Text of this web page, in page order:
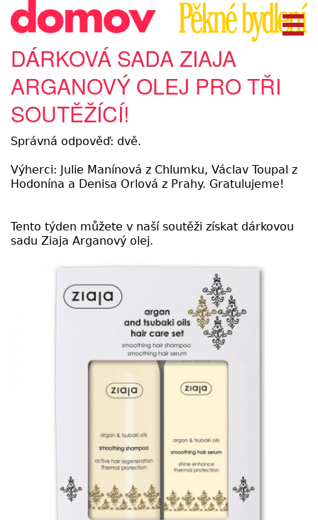
DÁRKOVÁ SADA ZIAJA
ARGANOVÝ OLEJ PRO TŘI
SOUTĚŽÍCÍ!
Správná odpověď: dvě.
Výherci: Julie Manínová z Chlumku, Václav Toupal z
Hodonína a Denisa Orlová z Prahy. Gratulujeme!
Tento týden můžete v naší soutěži získat dárkovou
sadu Ziaja Arganový olej.